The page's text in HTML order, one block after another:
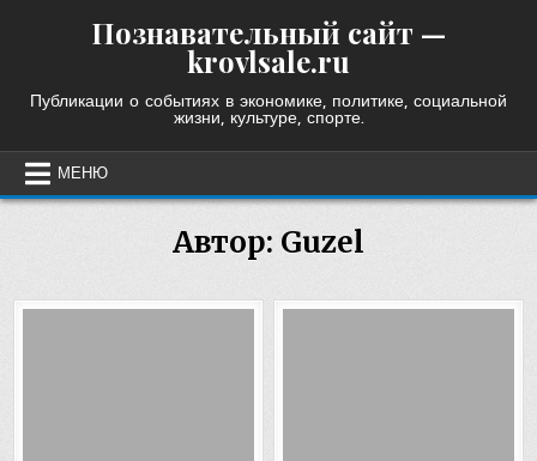
Познавательный сайт —
krovlsale.ru
Публикации о событиях в экономике, политике, социальной
жизни, культуре, спорте.
МЕНЮ
Автор: Guzel